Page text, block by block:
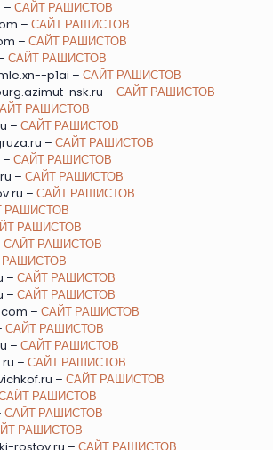
– САЙТ РАШИСТОВ
– САЙТ РАШИСТОВ
– САЙТ РАШИСТОВ
САЙТ РАШИСТОВ
p1ai – САЙТ РАШИСТОВ
nsk.ru – САЙТ РАШИСТОВ
РАШИСТОВ
– САЙТ РАШИСТОВ
– САЙТ РАШИСТОВ
САЙТ РАШИСТОВ
– САЙТ РАШИСТОВ
– САЙТ РАШИСТОВ
РАШИСТОВ
РАШИСТОВ
САЙТ РАШИСТОВ
– САЙТ РАШИСТОВ
– САЙТ РАШИСТОВ
– САЙТ РАШИСТОВ
САЙТ РАШИСТОВ
– САЙТ РАШИСТОВ
– САЙТ РАШИСТОВ
– САЙТ РАШИСТОВ
РАШИСТОВ
САЙТ РАШИСТОВ
РАШИСТОВ